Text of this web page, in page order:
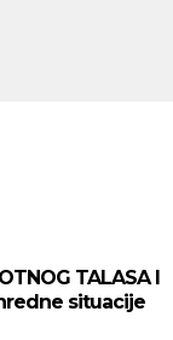
TALASA I
situacije